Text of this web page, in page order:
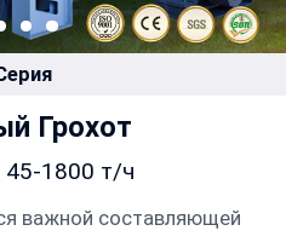
Грохот
45-1800 т/ч
важной составляющей